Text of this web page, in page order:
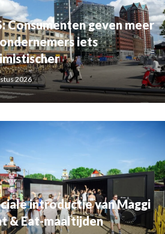
Consumenten geven meer
iets
2026
introductie van Maggi
& Eat-maaltijden